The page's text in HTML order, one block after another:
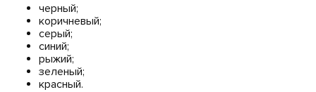
черный;
коричневый;
серый;
синий;
рыжий;
зеленый;
красный.